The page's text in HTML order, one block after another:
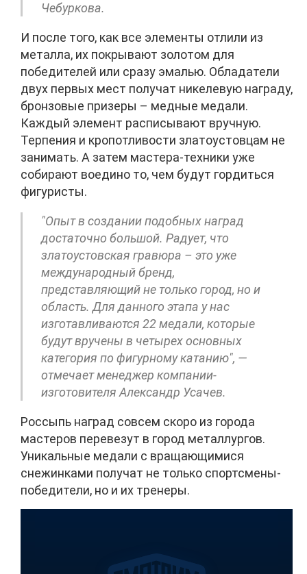
Чебуркова.
И после того, как все элементы отлили из
металла, их покрывают золотом для
победителей или сразу эмалью. Обладатели
двух первых мест получат никелевую награду,
бронзовые призеры – медные медали.
Каждый элемент расписывают вручную.
Терпения и кропотливости златоустовцам не
занимать. А затем мастера-техники уже
собирают воедино то, чем будут гордиться
фигуристы.
"Опыт в создании подобных наград
достаточно большой. Радует, что
златоустовская гравюра – это уже
международный бренд,
представляющий не только город, но и
область. Для данного этапа у нас
изготавливаются 22 медали, которые
будут вручены в четырех основных
категория по фигурному катанию", —
отмечает менеджер компании-
изготовителя Александр Усачев.
Россыпь наград совсем скоро из города
мастеров перевезут в город металлургов.
Уникальные медали с вращающимися
снежинками получат не только спортсмены-
победители, но и их тренеры.